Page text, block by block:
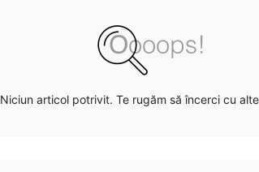
Niciun articol potrivit. Te rugăm să încerci cu